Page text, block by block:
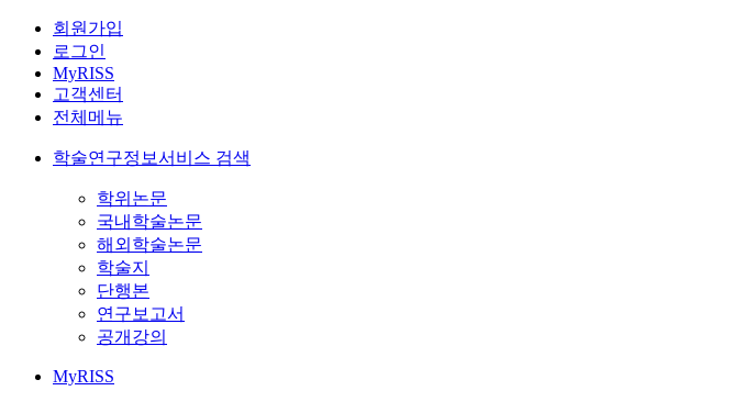
회원가입
로그인
MyRISS
고객센터
전체메뉴
학술연구정보서비스 검색
학위논문
국내학술논문
해외학술논문
학술지
단행본
연구보고서
공개강의
MyRISS